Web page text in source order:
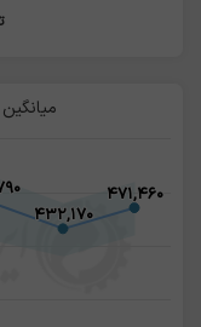
۴۳۲,۱۷۰
۴۳۲,۱۷۰
۴۷۱,۴۶۰
۴۷۱,۴۶۰